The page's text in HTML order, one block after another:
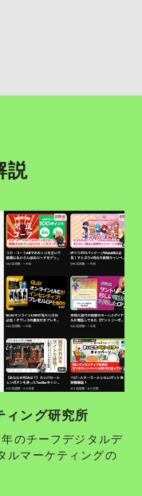
説
ィング研究所
のチーフデジタルデ
ルマーケティングの